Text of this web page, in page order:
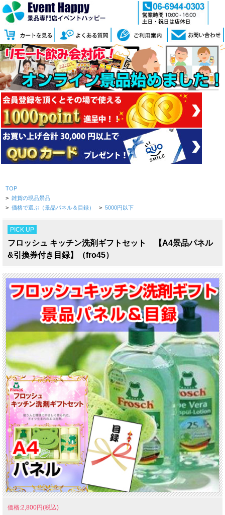
TOP
> 雑貨の現品景品
> 価格で選ぶ（景品パネル＆目録） > 5000円以下
PICK UP
フロッシュ キッチン洗剤ギフトセット 【A4景品パネル
&引換券付き目録】（fro45）
価格:2,800円(税込)